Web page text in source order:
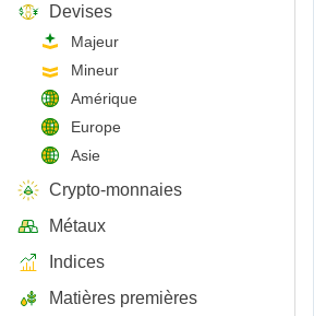
Devises
Majeur
Mineur
Amérique
Europe
Asie
Crypto-monnaies
Métaux
Indices
Matières premières